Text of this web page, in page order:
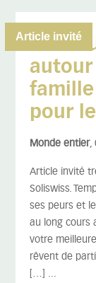
Article invité
La
autour
pour
Monde entier,
Article invité
Soliswiss.
ses peurs et
au long cours
votre
rêvent de
[…] ...